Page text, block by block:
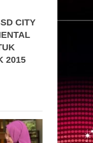
CITY
2015